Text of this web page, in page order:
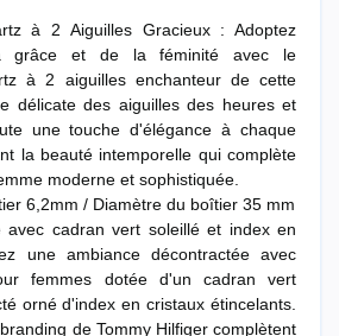
à 2 Aiguilles Gracieux : Adoptez
grâce et de la féminité avec le
à 2 aiguilles enchanteur de cette
délicate des aiguilles des heures et
une touche d'élégance à chaque
la beauté intemporelle qui complète
moderne et sophistiquée.
6,2mm / Diamètre du boîtier 35 mm
avec cadran vert soleillé et index en
une ambiance décontractée avec
femmes dotée d'un cadran vert
orné d'index en cristaux étincelants.
de Tommy Hilfiger complètent